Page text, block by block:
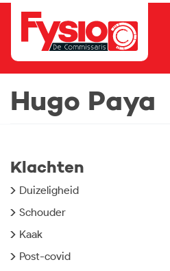
Hugo Paya
Klachten
Duizeligheid
Schouder
Kaak
Post-covid